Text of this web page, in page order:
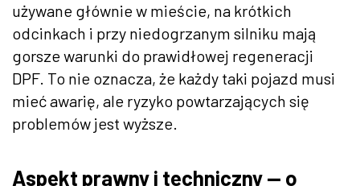
używane głównie w mieście, na krótkich
odcinkach i przy niedogrzanym silniku mają
gorsze warunki do prawidłowej regeneracji
DPF. To nie oznacza, że każdy taki pojazd musi
mieć awarię, ale ryzyko powtarzających się
problemów jest wyższe.
Aspekt prawny i techniczny — o